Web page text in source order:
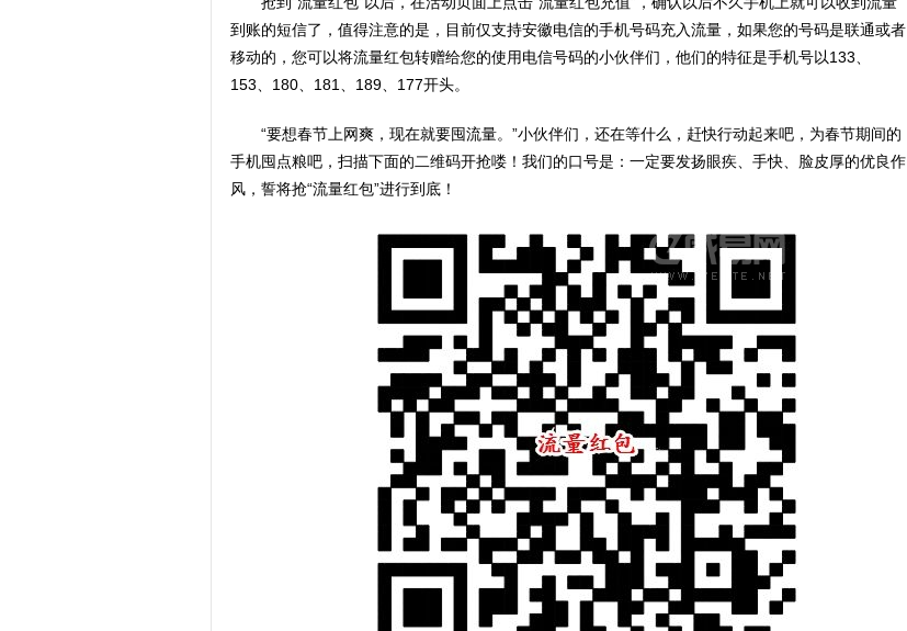
到账的短信了，值得注意的是，目前仅支持安徽电信的手机号码充入流量，如果您的号码是联通或者
移动的，您可以将流量红包转赠给您的使用电信号码的小伙伴们，他们的特征是手机号以133、
153、180、181、189、177开头。
“要想春节上网爽，现在就要囤流量。”小伙伴们，还在等什么，赶快行动起来吧，为春节期间的
手机囤点粮吧，扫描下面的二维码开抢喽！我们的口号是：一定要发扬眼疾、手快、脸皮厚的优良作
风，誓将抢“流量红包”进行到底！